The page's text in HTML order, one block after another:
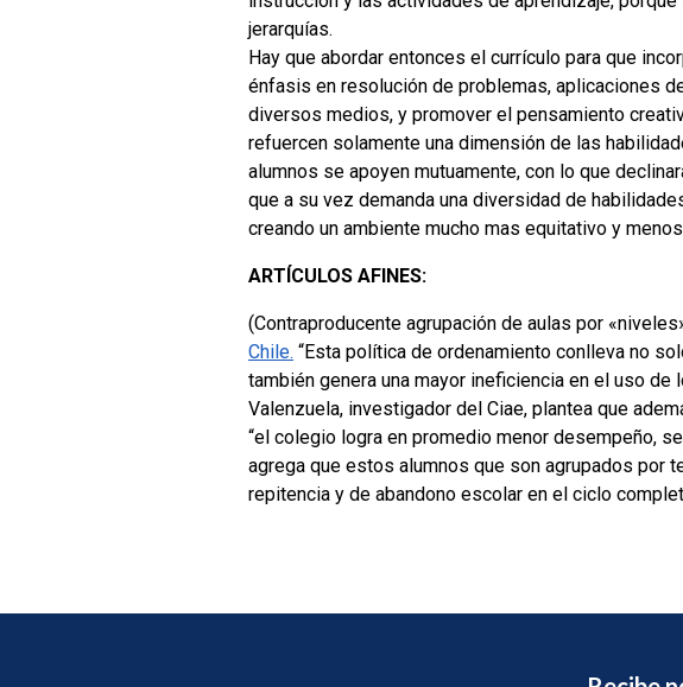
jerarquías.
Hay que abordar entonces el currículo para que
énfasis en resolución de problemas, aplicaciones
diversos medios, y promover el pensamiento
refuercen solamente una dimensión de las
alumnos se apoyen mutuamente, con lo que
que a su vez demanda una diversidad de
creando un ambiente mucho mas equitativo y
ARTÍCULOS AFINES:
(Contraproducente agrupación de aulas por
Chile. “Esta política de ordenamiento conlleva no
también genera una mayor ineficiencia en el uso
Valenzuela, investigador del Ciae, plantea que
“el colegio logra en promedio menor desempeño,
agrega que estos alumnos que son agrupados por
repitencia y de abandono escolar en el ciclo